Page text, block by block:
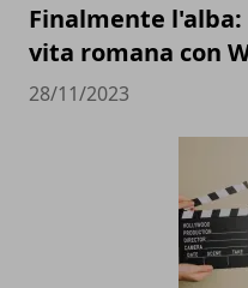
Finalmente
vita romana con
28/11/2023